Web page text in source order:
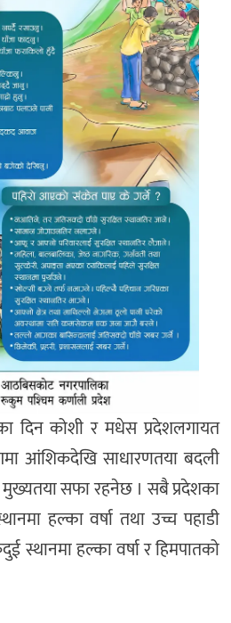
दिन कोशी र मधेस प्रदेशलगायत
आंशिकदेखि साधारणतया बदली
सफा रहनेछ । सबै प्रदेशका
हल्का वर्षा तथा उच्च पहाडी
स्थानमा हल्का वर्षा र हिमपातको